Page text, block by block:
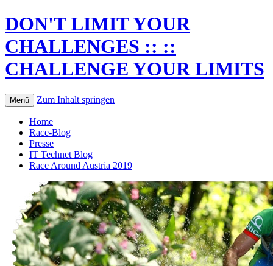
DON'T LIMIT YOUR
CHALLENGES :: ::
CHALLENGE YOUR LIMITS
Menü Zum Inhalt springen
Home
Race-Blog
Presse
IT Technet Blog
Race Around Austria 2019